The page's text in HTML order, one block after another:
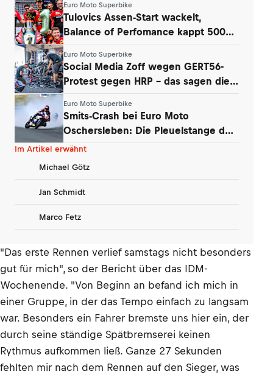
Euro Moto Superbike
Tulovics Assen-Start wackelt,
Balance of Perfomance kappt 500
Euro Moto Superbike
Social Media Zoff wegen GERT56-
Protest gegen HRP – das sagen die
Euro Moto Superbike
Smits-Crash bei Euro Moto
Oschersleben: Die Pleuelstange der
Yamaha war‘s
Im Artikel erwähnt
Michael Götz
Jan Schmidt
Marco Fetz
"Das erste Rennen verlief samstags nicht besonders
gut für mich", so der Bericht über das IDM-
Wochenende. "Von Beginn an befand ich mich in
einer Gruppe, in der das Tempo einfach zu langsam
war. Besonders ein Fahrer bremste uns hier ein, der
durch seine ständige Spätbremserei keinen
Rythmus aufkommen ließ. Ganze 27 Sekunden
fehlten mir nach dem Rennen auf den Sieger, was